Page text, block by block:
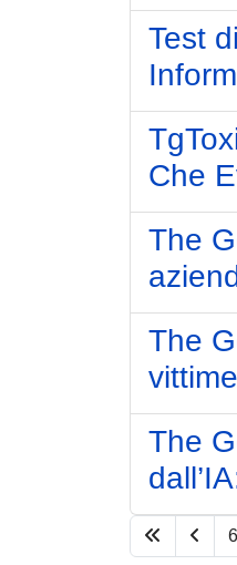
Test
Che
The
The
The